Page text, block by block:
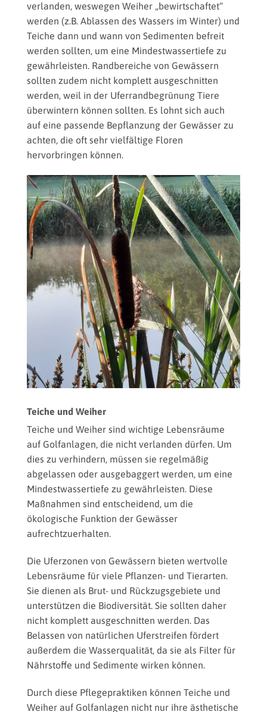
verlanden, weswegen Weiher „bewirtschaftet“
werden (z.B. Ablassen des Wassers im Winter) und
Teiche dann und wann von Sedimenten befreit
werden sollten, um eine Mindestwassertiefe zu
gewährleisten. Randbereiche von Gewässern
sollten zudem nicht komplett ausgeschnitten
werden, weil in der Uferrandbegrünung Tiere
überwintern können sollten. Es lohnt sich auch
auf eine passende Bepflanzung der Gewässer zu
achten, die oft sehr vielfältige Floren
hervorbringen können.
Teiche und Weiher
Teiche und Weiher sind wichtige Lebensräume
auf Golfanlagen, die nicht verlanden dürfen. Um
dies zu verhindern, müssen sie regelmäßig
abgelassen oder ausgebaggert werden, um eine
Mindestwassertiefe zu gewährleisten. Diese
Maßnahmen sind entscheidend, um die
ökologische Funktion der Gewässer
aufrechtzuerhalten.
Die Uferzonen von Gewässern bieten wertvolle
Lebensräume für viele Pflanzen- und Tierarten.
Sie dienen als Brut- und Rückzugsgebiete und
unterstützen die Biodiversität. Sie sollten daher
nicht komplett ausgeschnitten werden. Das
Belassen von natürlichen Uferstreifen fördert
außerdem die Wasserqualität, da sie als Filter für
Nährstoffe und Sedimente wirken können.
Durch diese Pflegepraktiken können Teiche und
Weiher auf Golfanlagen nicht nur ihre ästhetische